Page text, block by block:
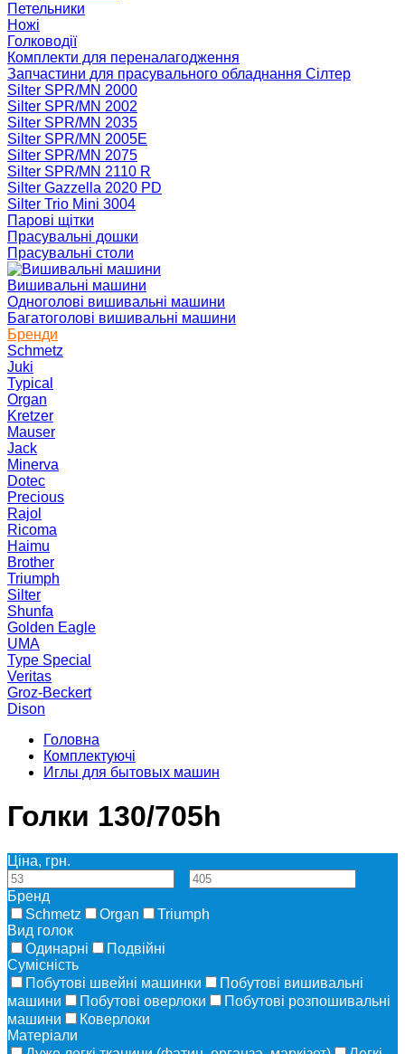
Петельники
Ножі
Голководії
Комплекти для переналагодження
Запчастини для прасувального обладнання Сілтер
Silter SPR/MN 2000
Silter SPR/MN 2002
Silter SPR/MN 2035
Silter SPR/MN 2005E
Silter SPR/MN 2075
Silter SPR/MN 2110 R
Silter Gazzella 2020 PD
Silter Trio Mini 3004
Парові щітки
Прасувальні дошки
Прасувальні столи
Вишивальні машини
Одноголові вишивальні машини
Багатоголові вишивальні машини
Бренди
Schmetz
Juki
Typical
Organ
Kretzer
Mauser
Jack
Minerva
Dotec
Precious
Rajol
Ricoma
Haimu
Brother
Triumph
Silter
Shunfa
Golden Eagle
UMA
Type Special
Veritas
Groz-Beckert
Dison
Головна
Комплектуючі
Иглы для бытовых машин
Голки 130/705h
Ціна, грн.
Бренд
Schmetz
Organ
Triumph
Вид голок
Одинарні
Подвійні
Сумісність
Побутові швейні машинки
Побутові вишивальні
машини
Побутові оверлоки
Побутові розпошивальні
машини
Коверлоки
Матеріали